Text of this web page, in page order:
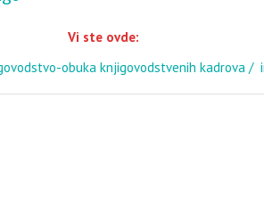
Vi ste ovde:
obuka knjigovodstvenih kadrova